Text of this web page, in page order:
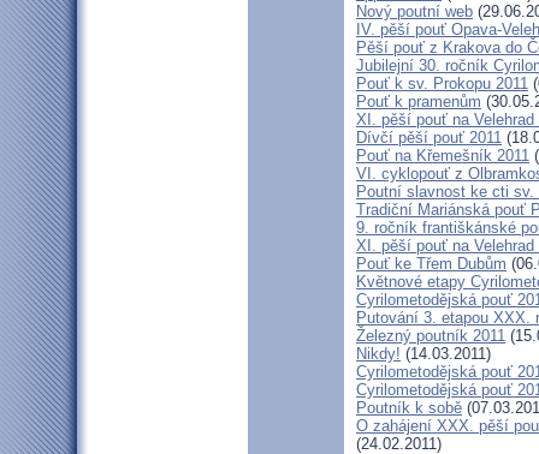
Nový poutní web
IV. pěší pouť Opava-
Pěší pouť z Krakova do
Jubilejní 30. ročník
Pouť k sv. Prokopu 2011
Pouť k pramenům
XI. pěší pouť na Velehrad
Dívčí pěší pouť 2011
Pouť na Křemešník 2011
VI. cyklopouť z
Poutní slavnost ke cti sv.
Tradiční Mariánská pouť
9. ročník františkánské
XI. pěší pouť na
Pouť ke Třem Dubům
Květnové etapy
Cyrilometodějská pouť
Putování 3. etapou XXX.
Železný poutník 2011
Nikdy! (14.03.2011)
Cyrilometodějská pouť
Cyrilometodějská pouť
Poutník k sobě
O zahájení XXX. pěší
(24.02.2011)